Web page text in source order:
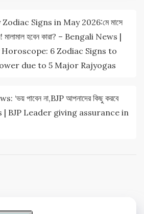
Signs in May 2026:মে মাসে
মালামাল হবেন কারা? – Bengali News |
6 Zodiac Signs to
due to 5 Major Rajyogas
পাবেন না,BJP আপনাদের কিছু করবে
| BJP Leader giving assurance in